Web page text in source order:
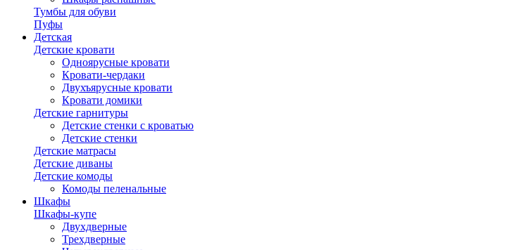
Тумбы для обуви
Пуфы
Детская
Детские кровати
Одноярусные кровати
Кровати-чердаки
Двухъярусные кровати
Кровати домики
Детские гарнитуры
Детские стенки с кроватью
Детские стенки
Детские матрасы
Детские диваны
Детские комоды
Комоды пеленальные
Шкафы
Шкафы-купе
Двухдверные
Трехдверные